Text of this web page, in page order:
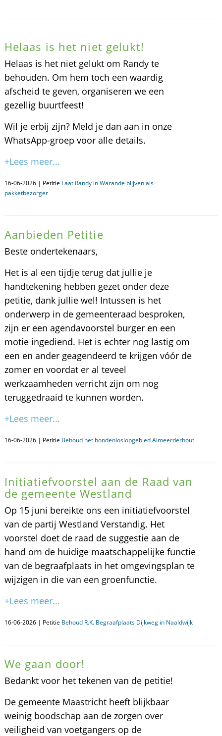
Helaas is het niet gelukt!
Helaas is het niet gelukt om Randy te
behouden. Om hem toch een waardig
afscheid te geven, organiseren we een
gezellig buurtfeest!
Wil je erbij zijn? Meld je dan aan in onze
WhatsApp-groep voor alle details.
+Lees meer...
16-06-2026 | Petitie Laat Randy in Warande blijven als
pakketbezorger
Aanbieden Petitie
Beste ondertekenaars,
Het is al een tijdje terug dat jullie je
handtekening hebben gezet onder deze
petitie, dank jullie wel! Intussen is het
onderwerp in de gemeenteraad besproken,
zijn er een agendavoorstel burger en een
motie ingediend. Het is echter nog lastig om
een en ander geagendeerd te krijgen vóór de
zomer en voordat er al teveel
werkzaamheden verricht zijn om nog
teruggedraaid te kunnen worden.
+Lees meer...
16-06-2026 | Petitie Behoud het hondenloslopgebied Almeerderhout
Initiatiefvoorstel aan de Raad van
de gemeente Westland
Op 15 juni bereikte ons een initiatiefvoorstel
van de partij Westland Verstandig. Het
voorstel doet de raad de suggestie aan de
hand om de huidige maatschappelijke functie
van de begraafplaats in het omgevingsplan te
wijzigen in die van een groenfunctie.
+Lees meer...
16-06-2026 | Petitie Behoud R.K. Begraafplaats Dijkweg in Naaldwijk
We gaan door!
Bedankt voor het tekenen van de petitie!
De gemeente Maastricht heeft blijkbaar
weinig boodschap aan de zorgen over
veiligheid van voetgangers op de